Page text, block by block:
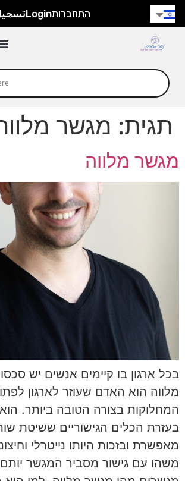
התחברותLogin
תגית: מגשר
מגשר מלווה
בכל ארגון בו קיימים אנשים יש
מלווה הוא האדם שעוזר לארגון
המחלוקות בצורה הטובה ביותר.
בעזרת הכלים הגישוריים ששיטת
מאפשרת ובזכות היותו נייטרלי
משהו עם גישור מסביר המגשר יותם